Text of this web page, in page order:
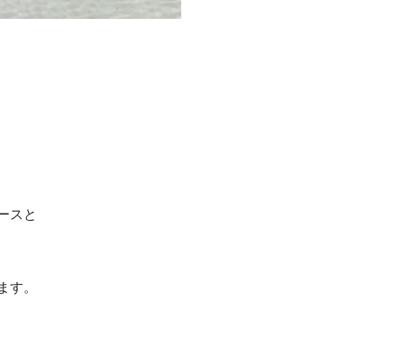
スと
す。